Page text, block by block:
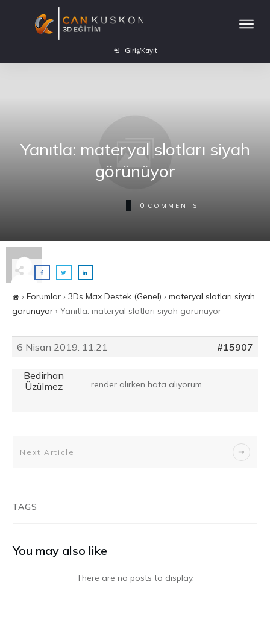
Giriş/Kayıt
Yanıtla: materyal slotları siyah
görünüyor
0 COMMENTS
› Forumlar › 3Ds Max Destek (Genel) › materyal slotları siyah
görünüyor › Yanıtla: materyal slotları siyah görünüyor
6 Nisan 2019: 11:21 #15907
Bedirhan
Üzülmez
render alırken hata alıyorum
Next Article
TAGS
You may also like